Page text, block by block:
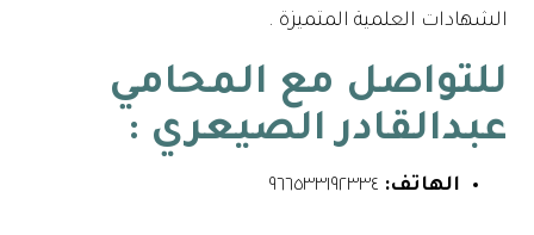
الشهادات العلمية المتميزة .
للتواصل مع المحامي
عبدالقادر الصيعري :
الهاتف: